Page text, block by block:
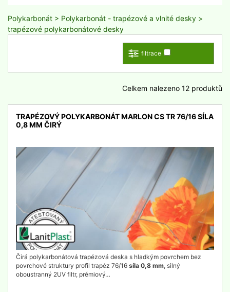
Polykarbonát > Polykarbonát - trapézové a vlnité desky >
trapézové polykarbonátové desky
filtrace
Celkem nalezeno 12 produktů
TRAPÉZOVÝ POLYKARBONÁT MARLON CS TR 76/16 SÍLA
0,8 MM ČIRÝ
detail
Čirá polykarbonátová trapézová deska s hladkým povrchem bez
povrchové struktury profil trapéz 76/16 síla 0,8 mm, silný
oboustranný 2UV filtr, prémiový…